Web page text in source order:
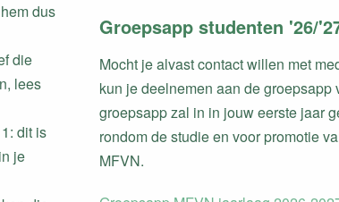
dus
die
lees
dit is
je
Groepsapp studenten '26/
Mocht je alvast contact willen met
kun je deelnemen aan de
groepsapp zal in in jouw eerste jaar
rondom de studie en voor promotie
MFVN.